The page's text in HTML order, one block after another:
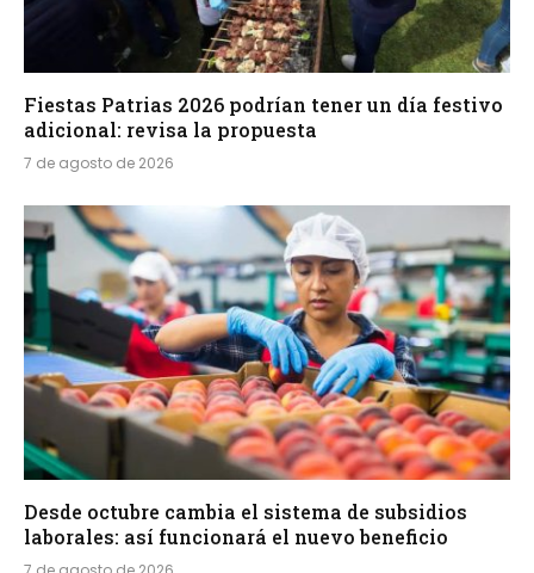
Fiestas Patrias 2026 podrían tener un día festivo
adicional: revisa la propuesta
7 de agosto de 2026
Desde octubre cambia el sistema de subsidios
laborales: así funcionará el nuevo beneficio